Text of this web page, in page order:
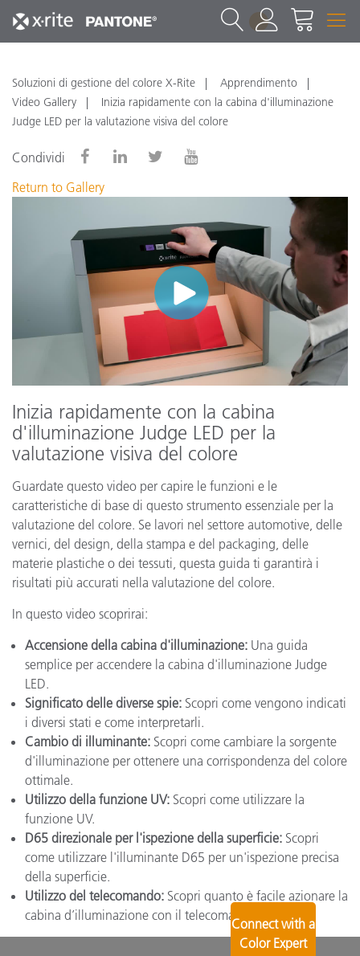
1
Soluzioni di gestione del colore X-Rite
Apprendimento
Video Gallery
Inizia rapidamente con la cabina d'illuminazione
Judge LED per la valutazione visiva del colore
Condividi
Return to Gallery
Inizia rapidamente con la cabina
d'illuminazione Judge LED per la
valutazione visiva del colore
Guardate questo video per capire le funzioni e le
caratteristiche di base di questo strumento essenziale per la
valutazione del colore. Se lavori nel settore automotive, delle
vernici, del design, della stampa e del packaging, delle
materie plastiche o dei tessuti, questa guida ti garantirà i
risultati più accurati nella valutazione del colore.
In questo video scoprirai:
Accensione della cabina d'illuminazione: Una guida
semplice per accendere la cabina d'illuminazione Judge
LED.
Significato delle diverse spie: Scopri come vengono indicati
i diversi stati e come interpretarli.
Cambio di illuminante: Scopri come cambiare la sorgente
d'illuminazione per ottenere una corrispondenza del colore
ottimale.
Utilizzo della funzione UV: Scopri come utilizzare la
funzione UV.
D65 direzionale per l'ispezione della superficie: Scopri
come utilizzare l'illuminante D65 per un'ispezione precisa
della superficie.
Utilizzo del telecomando: Scopri quanto è facile azionare la
cabina d’illuminazione con il telecomando.
Connect with a
Color Expert